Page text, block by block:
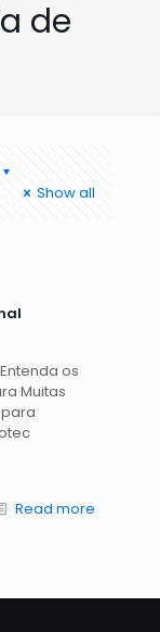
de
Show all
os
Muitas
Read more